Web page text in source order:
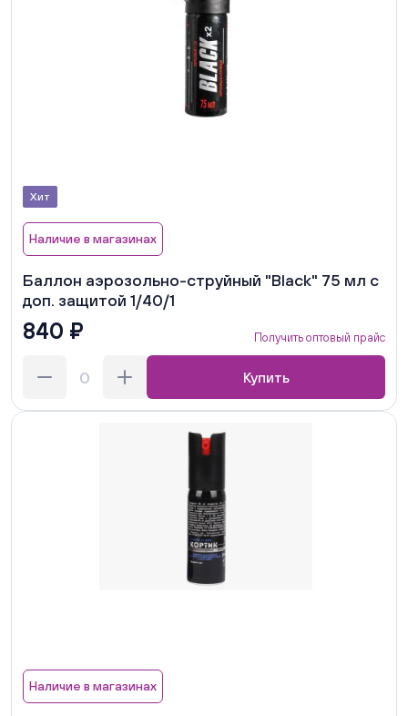
Хит
Наличие в магазинах
Баллон аэрозольно-струйный "Black" 75 мл с
доп. защитой 1/40/1
840 ₽ Получить оптовый прайс
Купить
Наличие в магазинах